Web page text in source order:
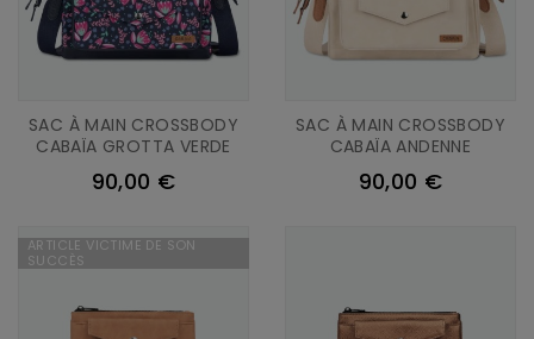
SAC À MAIN CROSSBODY
CABAÏA GROTTA VERDE
90,00 €
SAC À MAIN CROSSBODY
CABAÏA ANDENNE
90,00 €
ARTICLE VICTIME DE SON
SUCCÈS